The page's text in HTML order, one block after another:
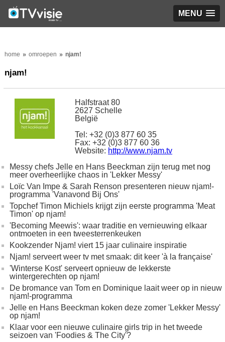
MENU
home omroepen njam!
njam!
Halfstraat 80
2627 Schelle
België
Tel: +32 (0)3 877 60 35
Fax: +32 (0)3 877 60 36
Website: http://www.njam.tv
Messy chefs Jelle en Hans Beeckman zijn terug met nog
meer overheerlijke chaos in 'Lekker Messy'
Loïc Van Impe & Sarah Renson presenteren nieuw njam!-
programma 'Vanavond Bij Ons'
Topchef Timon Michiels krijgt zijn eerste programma 'Meat
Timon' op njam!
'Becoming Meewis': waar traditie en vernieuwing elkaar
ontmoeten in een tweesterrenkeuken
Kookzender Njam! viert 15 jaar culinaire inspiratie
Njam! serveert weer tv met smaak: dit keer 'à la française'
'Winterse Kost' serveert opnieuw de lekkerste
wintergerechten op njam!
De bromance van Tom en Dominique laait weer op in nieuw
njam!-programma
Jelle en Hans Beeckman koken deze zomer 'Lekker Messy'
op njam!
Klaar voor een nieuwe culinaire girls trip in het tweede
seizoen van 'Foodies & The City'?